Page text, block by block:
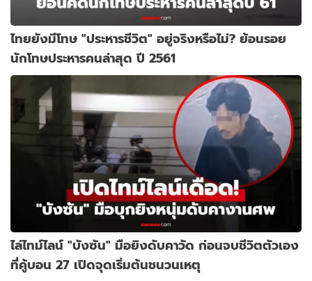
ไทยยังมีโทษ "ประหารชีวิต" อยู่จริงหรือไม่? ย้อนรอย
นักโทษประหารคนล่าสุด ปี 2561
ไล่ไทม์ไลน์ "บังซัน" มือยิงดับคาวัด ก่อนจบชีวิตตัวเอง
ที่คู้บอน 27 เปิดจุดเริ่มต้นชนวนเหตุ